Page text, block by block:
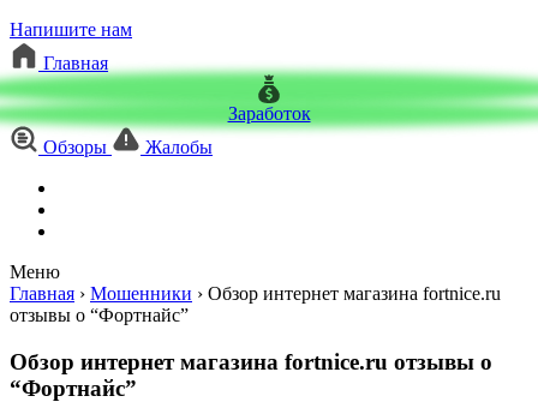
Напишите нам
Главная
Заработок
Обзоры
Жалобы
Меню
Главная › Мошенники › Обзор интернет магазина fortnice.ru
отзывы о “Фортнайс”
Обзор интернет магазина fortnice.ru отзывы о
“Фортнайс”